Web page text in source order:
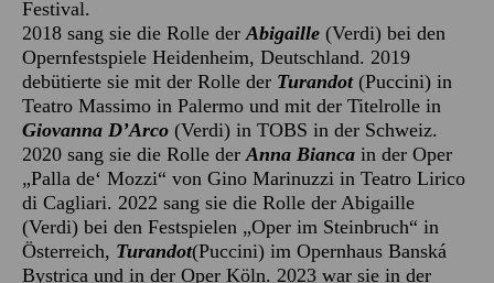
Festival.
2018 sang sie die Rolle derAbigaille (Verdi) bei den
Opernfestspiele Heidenheim, Deutschland. 2019
debütierte sie mit der Rolle der Turandot(Puccini) in
Teatro Massimo in Palermo und mit der Titelrolle in
Giovanna D’Arco (Verdi) in TOBS in der Schweiz.
2020 sang sie die Rolle derAnna Bianca in der Oper
„Palla de‘ Mozzi“ von Gino Marinuzzi in Teatro Lirico
di Cagliari. 2022 sang sie die Rolle der Abigaille
(Verdi) bei den Festspielen „Oper im Steinbruch“ in
Österreich, Turandot(Puccini) im Opernhaus Banská
Bystrica und in der Oper Köln. 2023 war sie in der